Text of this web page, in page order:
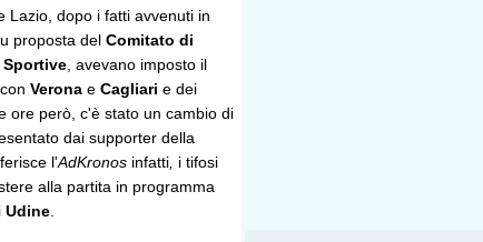
Lazio, dopo i fatti avvenuti in
proposta del Comitato di
, avevano imposto il
Verona e Cagliari e dei
ore però, c'è stato un cambio di
dai supporter della
l'AdKronos infatti i tifosi
alla partita in programma
Udine